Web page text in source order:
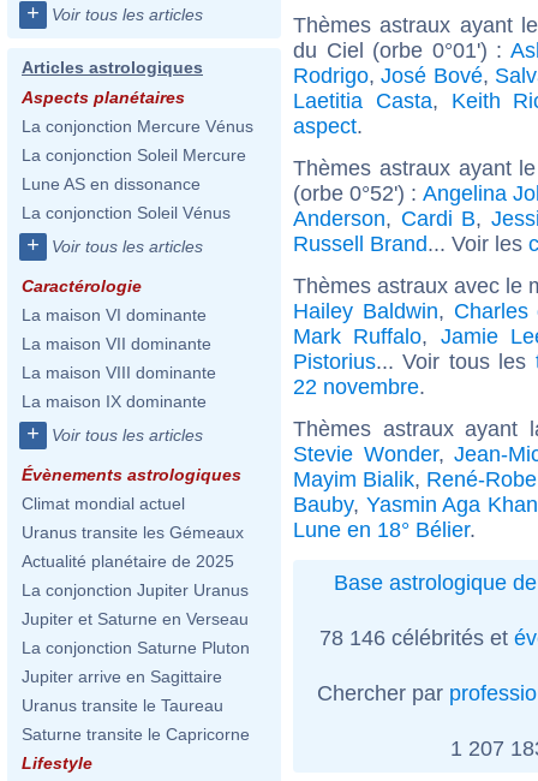
+ Voir tous les articles
Articles astrologiques
Aspects planétaires
La conjonction Mercure Vénus
La conjonction Soleil Mercure
Lune AS en dissonance
La conjonction Soleil Vénus
+ Voir tous les articles
Caractérologie
La maison VI dominante
La maison VII dominante
La maison VIII dominante
La maison IX dominante
+ Voir tous les articles
Évènements astrologiques
Climat mondial actuel
Uranus transite les Gémeaux
Actualité planétaire de 2025
La conjonction Jupiter Uranus
Jupiter et Saturne en Verseau
La conjonction Saturne Pluton
Jupiter arrive en Sagittaire
Uranus transite le Taureau
Saturne transite le Capricorne
Lifestyle
Thèmes astraux ayant
du Ciel (orbe 0°01') :
Rodrigo,José Bové,
Laetitia Casta, Keith
aspect.
Thèmes astraux ayant
(orbe 0°52') : Angelina
Anderson, Cardi B,
Russell Brand... Voir les
Thèmes astraux avec le
Hailey Baldwin, Charles
Mark Ruffalo, Jamie
Pistorius... Voir tous les
22 novembre.
Thèmes astraux
Stevie Wonder,Jean-
Mayim Bialik, René-
Bauby, Yasmin Aga Khan
Lune en 18° Bélier.
Base astrologique
78 146 célébrités et
Chercher par
1 207